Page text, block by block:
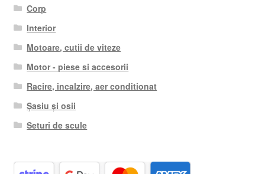
Corp
Interior
Motoare, cutii de viteze
Motor - piese si accesorii
Racire, incalzire, aer conditionat
Șasiu și osii
Seturi de scule